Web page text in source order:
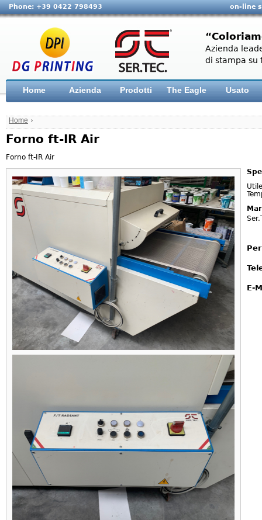
Phone: +39 0422 798493 on-line
Azienda
di stampa su
Home Azienda Prodotti The Eagle Usato
Home ›
Forno ft-IR Air
Forno ft-IR Air
E-